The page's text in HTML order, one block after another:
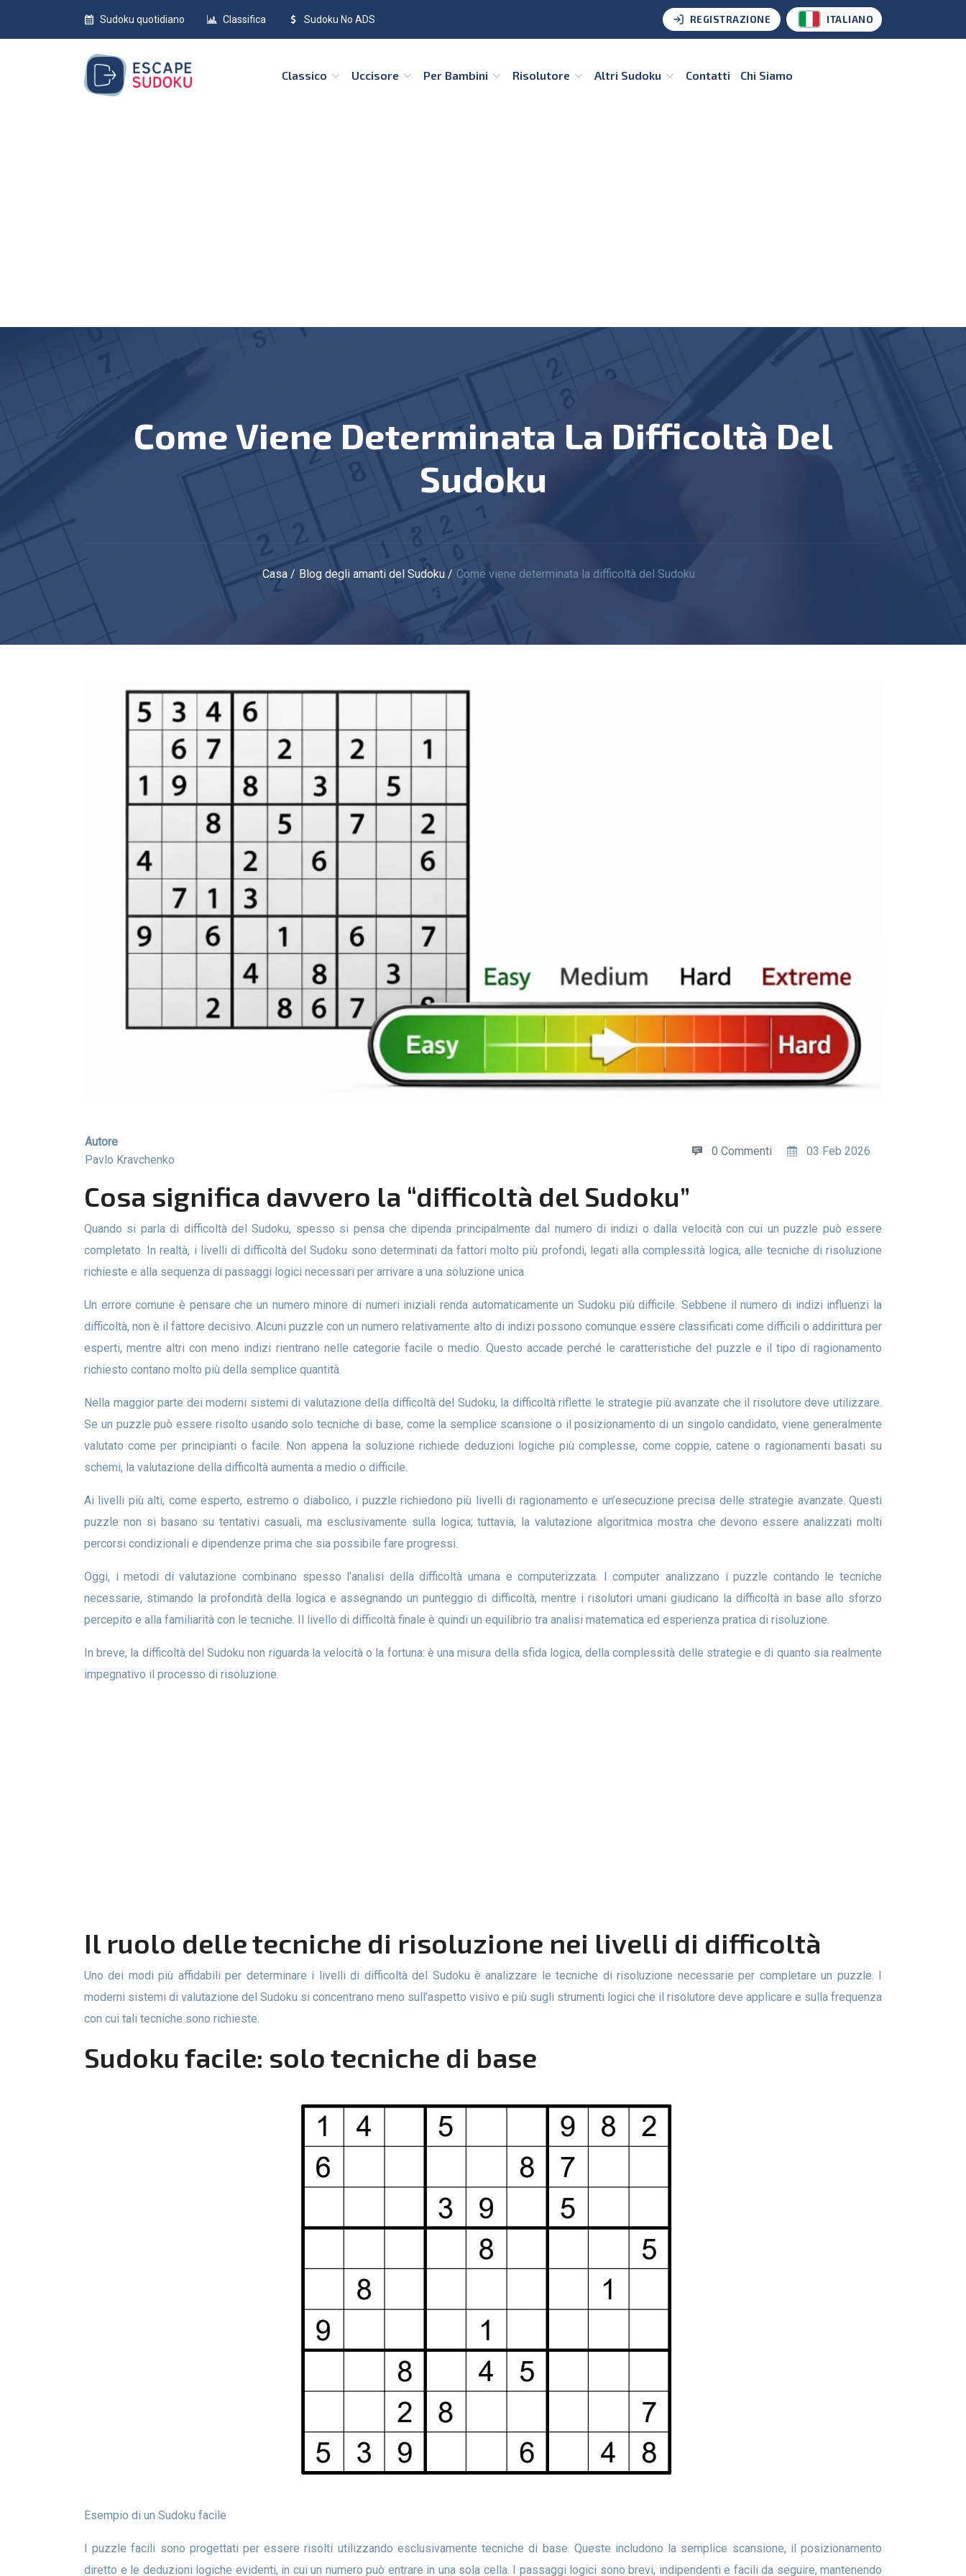
Sudoku quotidiano Classifica Sudoku No ADS REGISTRAZIONE ITALIANO
Classico Uccisore Per Bambini Risolutore Altri Sudoku Contatti Chi Siamo
Come Viene Determinata La Difficoltà Del
Sudoku
Casa Blog degli amanti del Sudoku Come viene determinata la difficoltà del Sudoku
Autore
Pavlo Kravchenko
0 Commenti 03 Feb 2026
Cosa significa davvero la “difficoltà del Sudoku”
Quando si parla di difficoltà del Sudoku, spesso si pensa che dipenda principalmente dal numero di indizi o dalla velocità con cui un puzzle può essere
completato. In realtà, i livelli di difficoltà del Sudoku sono determinati da fattori molto più profondi, legati alla complessità logica, alle tecniche di risoluzione
richieste e alla sequenza di passaggi logici necessari per arrivare a una soluzione unica.
Un errore comune è pensare che un numero minore di numeri iniziali renda automaticamente un Sudoku più difficile. Sebbene il numero di indizi influenzi la
difficoltà, non è il fattore decisivo. Alcuni puzzle con un numero relativamente alto di indizi possono comunque essere classificati come difficili o addirittura per
esperti, mentre altri con meno indizi rientrano nelle categorie facile o medio. Questo accade perché le caratteristiche del puzzle e il tipo di ragionamento
richiesto contano molto più della semplice quantità.
Nella maggior parte dei moderni sistemi di valutazione della difficoltà del Sudoku, la difficoltà riflette le strategie più avanzate che il risolutore deve utilizzare.
Se un puzzle può essere risolto usando solo tecniche di base, come la semplice scansione o il posizionamento di un singolo candidato, viene generalmente
valutato come per principianti o facile. Non appena la soluzione richiede deduzioni logiche più complesse, come coppie, catene o ragionamenti basati su
schemi, la valutazione della difficoltà aumenta a medio o difficile.
Ai livelli più alti, come esperto, estremo o diabolico, i puzzle richiedono più livelli di ragionamento e un’esecuzione precisa delle strategie avanzate. Questi
puzzle non si basano su tentativi casuali, ma esclusivamente sulla logica; tuttavia, la valutazione algoritmica mostra che devono essere analizzati molti
percorsi condizionali e dipendenze prima che sia possibile fare progressi.
Oggi, i metodi di valutazione combinano spesso l’analisi della difficoltà umana e computerizzata. I computer analizzano i puzzle contando le tecniche
necessarie, stimando la profondità della logica e assegnando un punteggio di difficoltà, mentre i risolutori umani giudicano la difficoltà in base allo sforzo
percepito e alla familiarità con le tecniche. Il livello di difficoltà finale è quindi un equilibrio tra analisi matematica ed esperienza pratica di risoluzione.
In breve, la difficoltà del Sudoku non riguarda la velocità o la fortuna: è una misura della sfida logica, della complessità delle strategie e di quanto sia realmente
impegnativo il processo di risoluzione.
Il ruolo delle tecniche di risoluzione nei livelli di difficoltà
Uno dei modi più affidabili per determinare i livelli di difficoltà del Sudoku è analizzare le tecniche di risoluzione necessarie per completare un puzzle. I
moderni sistemi di valutazione del Sudoku si concentrano meno sull’aspetto visivo e più sugli strumenti logici che il risolutore deve applicare e sulla frequenza
con cui tali tecniche sono richieste.
Sudoku facile: solo tecniche di base
Esempio di un Sudoku facile
I puzzle facili sono progettati per essere risolti utilizzando esclusivamente tecniche di base. Queste includono la semplice scansione, il posizionamento
diretto e le deduzioni logiche evidenti, in cui un numero può entrare in una sola cella. I passaggi logici sono brevi, indipendenti e facili da seguire, mantenendo